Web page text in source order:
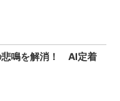
悲鳴を解消！ AI定着